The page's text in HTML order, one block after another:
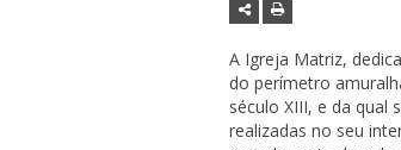
A Igreja Matriz,
do perímetro
século XIII, e da qual
realizadas no seu